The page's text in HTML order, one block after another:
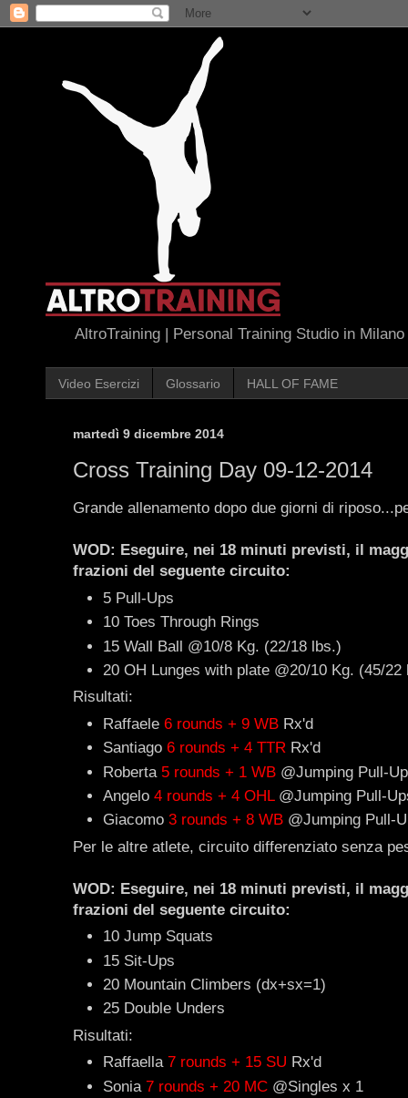
AltroTraining | Personal Training Studio in Milano
Video Esercizi Glossario HALL OF FAME
martedì 9 dicembre 2014
Cross Training Day 09-12-2014
Grande allenamento dopo due giorni di
WOD: Eseguire, nei 18 minuti previsti, il
frazioni del seguente circuito:
5 Pull-Ups
10 Toes Through Rings
15 Wall Ball @10/8 Kg. (22/18 lbs.)
20 OH Lunges with plate @20/10 Kg. (45/22
Risultati:
Raffaele 6 rounds + 9 WB Rx'd
Santiago 6 rounds + 4 TTR Rx'd
Roberta 5 rounds + 1 WB @Jumping Pull-
Angelo 4 rounds + 4 OHL@Jumping Pull-
Giacomo 3 rounds + 8 WB @Jumping Pull-
Per le altre atlete, circuito differenziato senza
WOD: Eseguire, nei 18 minuti previsti, il
frazioni del seguente circuito:
10 Jump Squats
15 Sit-Ups
20 Mountain Climbers (dx+sx=1)
25 Double Unders
Risultati:
Raffaella 7 rounds + 15 SU Rx'd
Sonia 7 rounds + 20 MC @Singles x 1